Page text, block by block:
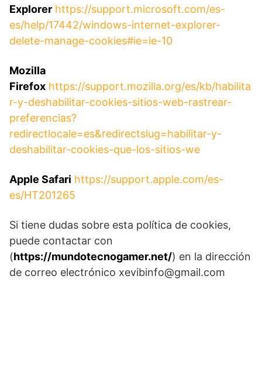
Explorer https://support.microsoft.com/es-
es/help/17442/windows-internet-explorer-
delete-manage-cookies#ie=ie-10
Mozilla
Firefox https://support.mozilla.org/es/kb/habilita
r-y-deshabilitar-cookies-sitios-web-rastrear-
preferencias?
redirectlocale=es&redirectslug=habilitar-y-
deshabilitar-cookies-que-los-sitios-we
Apple Safari https://support.apple.com/es-
es/HT201265
Si tiene dudas sobre esta política de cookies,
puede contactar con
(https://mundotecnogamer.net/) en la dirección
de correo electrónico xevibinfo@gmail.com